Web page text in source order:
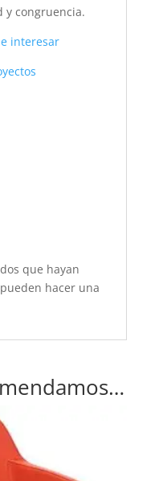
y congruencia.
interesar
que hayan
hacer una